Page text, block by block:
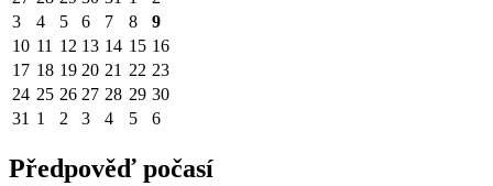
3
4 5 6 7 8
9
10 11 12 13 14 15 16
17 18 19 20 21 22 23
24 25 26 27 28 29 30
31 1 2 3 4 5 6
Předpověď počasí